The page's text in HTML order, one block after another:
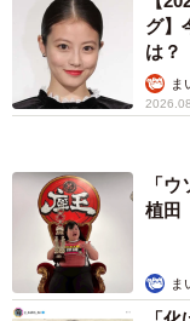
グ】
は？
ま
「
植田
ま